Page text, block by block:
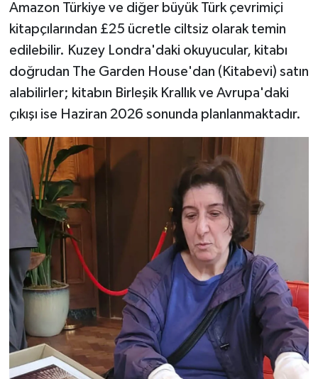
Amazon Türkiye ve diğer büyük Türk çevrimiçi
kitapçılarından £25 ücretle ciltsiz olarak temin
edilebilir. Kuzey Londra'daki okuyucular, kitabı
doğrudan The Garden House'dan (Kitabevi) satın
alabilirler; kitabın Birleşik Krallık ve Avrupa'daki
çıkışı ise Haziran 2026 sonunda planlanmaktadır.